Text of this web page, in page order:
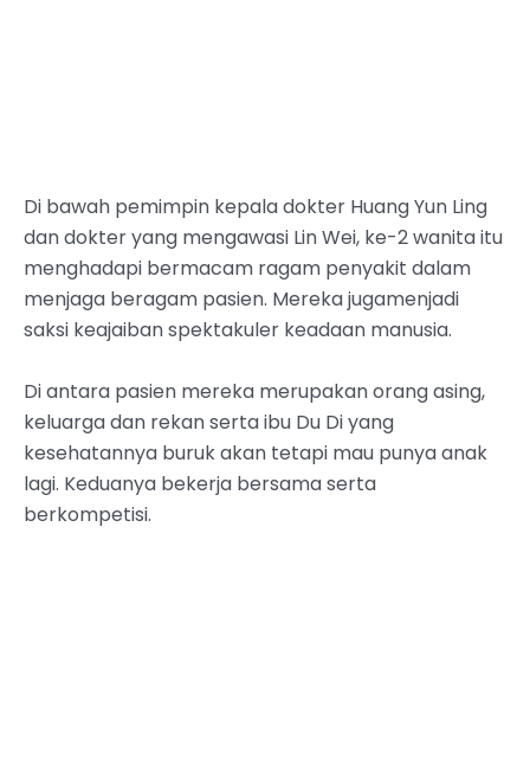
Di bawah pemimpin kepala dokter Huang Yun Ling
dan dokter yang mengawasi Lin Wei, ke-2 wanita itu
menghadapi bermacam ragam penyakit dalam
menjaga beragam pasien. Mereka jugamenjadi
saksi keajaiban spektakuler keadaan manusia.
Di antara pasien mereka merupakan orang asing,
keluarga dan rekan serta ibu Du Di yang
kesehatannya buruk akan tetapi mau punya anak
lagi. Keduanya bekerja bersama serta
berkompetisi.